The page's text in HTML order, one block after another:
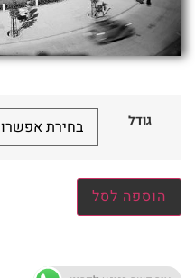
גודל
הוספה לסל